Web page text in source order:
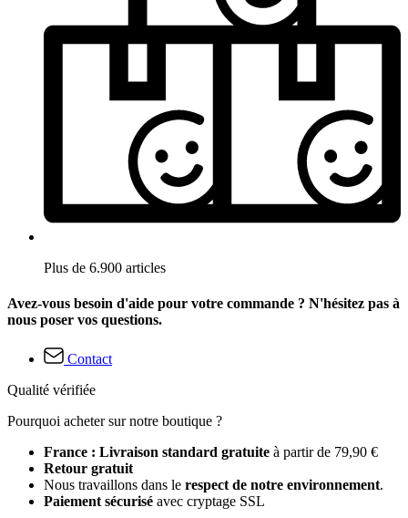
Plus de 6.900 articles
Avez-vous besoin d'aide pour votre commande ? N'hésitez pas à
nous poser vos questions.
Contact
Qualité vérifiée
Pourquoi acheter sur notre boutique ?
France : Livraison standard gratuite à partir de 79,90 €
Retour gratuit
Nous travaillons dans le respect de notre environnement.
Paiement sécurisé avec cryptage SSL